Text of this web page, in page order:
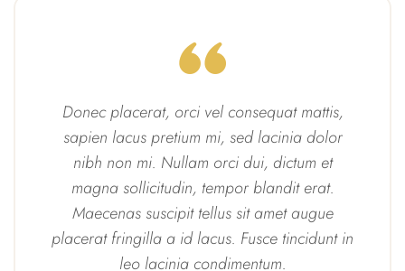
Donec placerat, orci vel consequat mattis,
sapien lacus pretium mi, sed lacinia dolor
nibh non mi. Nullam orci dui, dictum et
magna sollicitudin, tempor blandit erat.
Maecenas suscipit tellus sit amet augue
placerat fringilla a id lacus. Fusce tincidunt in
leo lacinia condimentum.